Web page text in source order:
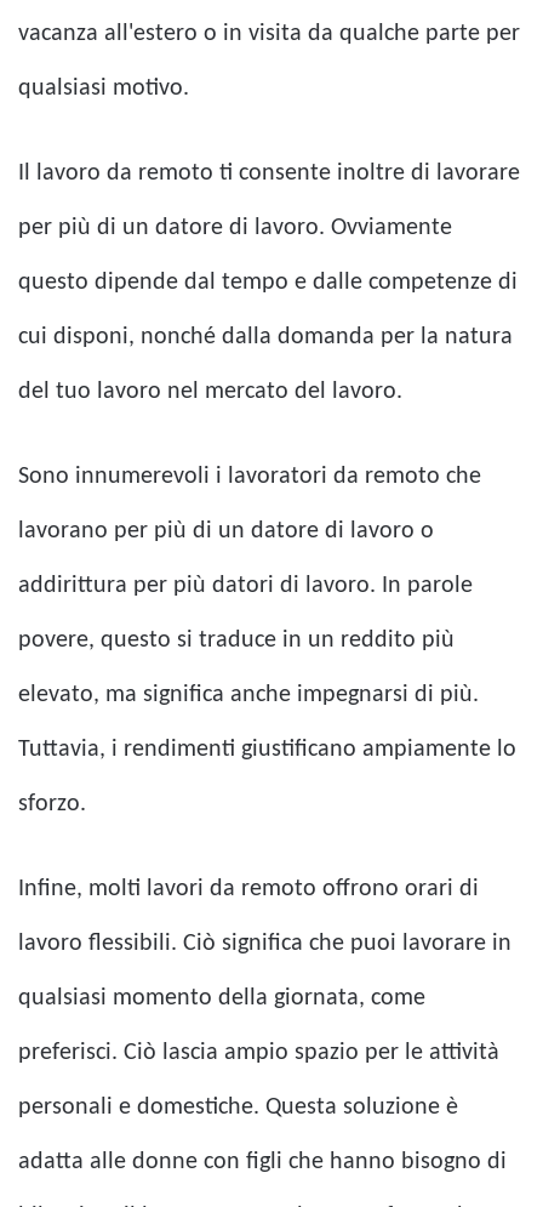
vacanza all'estero o in visita da qualche parte per
qualsiasi motivo.
Il lavoro da remoto ti consente inoltre di lavorare
per più di un datore di lavoro. Ovviamente
questo dipende dal tempo e dalle competenze di
cui disponi, nonché dalla domanda per la natura
del tuo lavoro nel mercato del lavoro.
Sono innumerevoli i lavoratori da remoto che
lavorano per più di un datore di lavoro o
addirittura per più datori di lavoro. In parole
povere, questo si traduce in un reddito più
elevato, ma significa anche impegnarsi di più.
Tuttavia, i rendimenti giustificano ampiamente lo
sforzo.
Infine, molti lavori da remoto offrono orari di
lavoro flessibili. Ciò significa che puoi lavorare in
qualsiasi momento della giornata, come
preferisci. Ciò lascia ampio spazio per le attività
personali e domestiche. Questa soluzione è
adatta alle donne con figli che hanno bisogno di